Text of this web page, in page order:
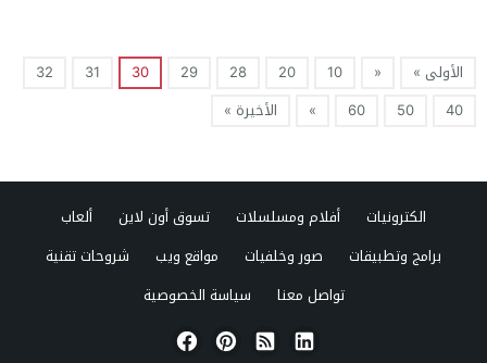
الأولى » «
10
20
28
29
30
31
32
40
50
60
» الأخيرة »
الكترونيات أفلام ومسلسلات تسوق أون لاين
ألعاب
برامج وتطبيقات
صور وخلفيات مواقع ويب
شروحات تقنية
تواصل معنا
سياسة الخصوصية